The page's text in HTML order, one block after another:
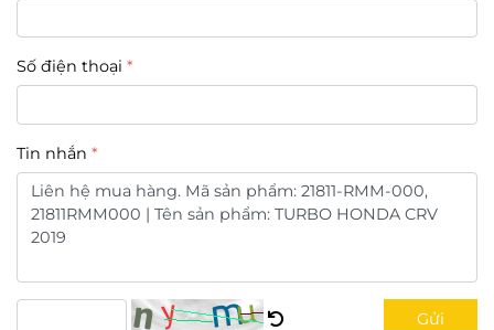
Số điện thoại
Tin nhắn
Gửi